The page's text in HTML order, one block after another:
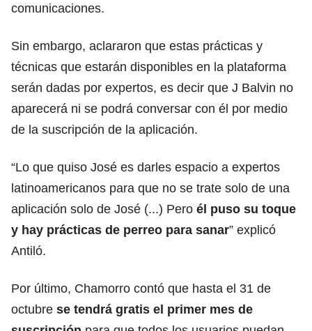
comunicaciones.
Sin embargo, aclararon que estas prácticas y
técnicas que estarán disponibles en la plataforma
serán dadas por expertos, es decir que J Balvin no
aparecerá ni se podrá conversar con él por medio
de la suscripción de la aplicación.
“Lo que quiso José es darles espacio a expertos
latinoamericanos para que no se trate solo de una
aplicación solo de José (...) Pero él puso su toque
y hay prácticas de perreo para sanar” explicó
Antiló.
Por último, Chamorro contó que hasta el 31 de
octubre se tendrá gratis el primer mes de